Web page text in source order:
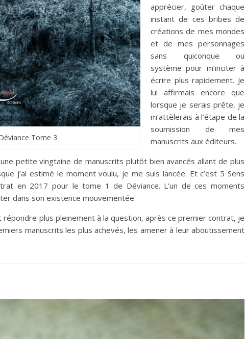
Tome 3
apprécier, goûter chaque
instant de ces bribes de
créations de mes mondes
et de mes personnages
sans quiconque ou
système pour m’inciter à
écrire plus rapidement. Je
lui affirmais encore que
lorsque je serais prête, je
m’attèlerais à l’étape de la
soumission de mes
manuscrits aux éditeurs.
petite vingtaine de manuscrits plutôt bien avancés allant de plus
j’ai estimé le moment voulu, je me suis lancée. Et c’est 5 Sens
en 2017 pour le tome 1 de Déviance. L’un de ces moments
dans son existence mouvementée.
plus pleinement à la question, après ce premier contrat, je
manuscrits les plus achevés, les amener à leur aboutissement